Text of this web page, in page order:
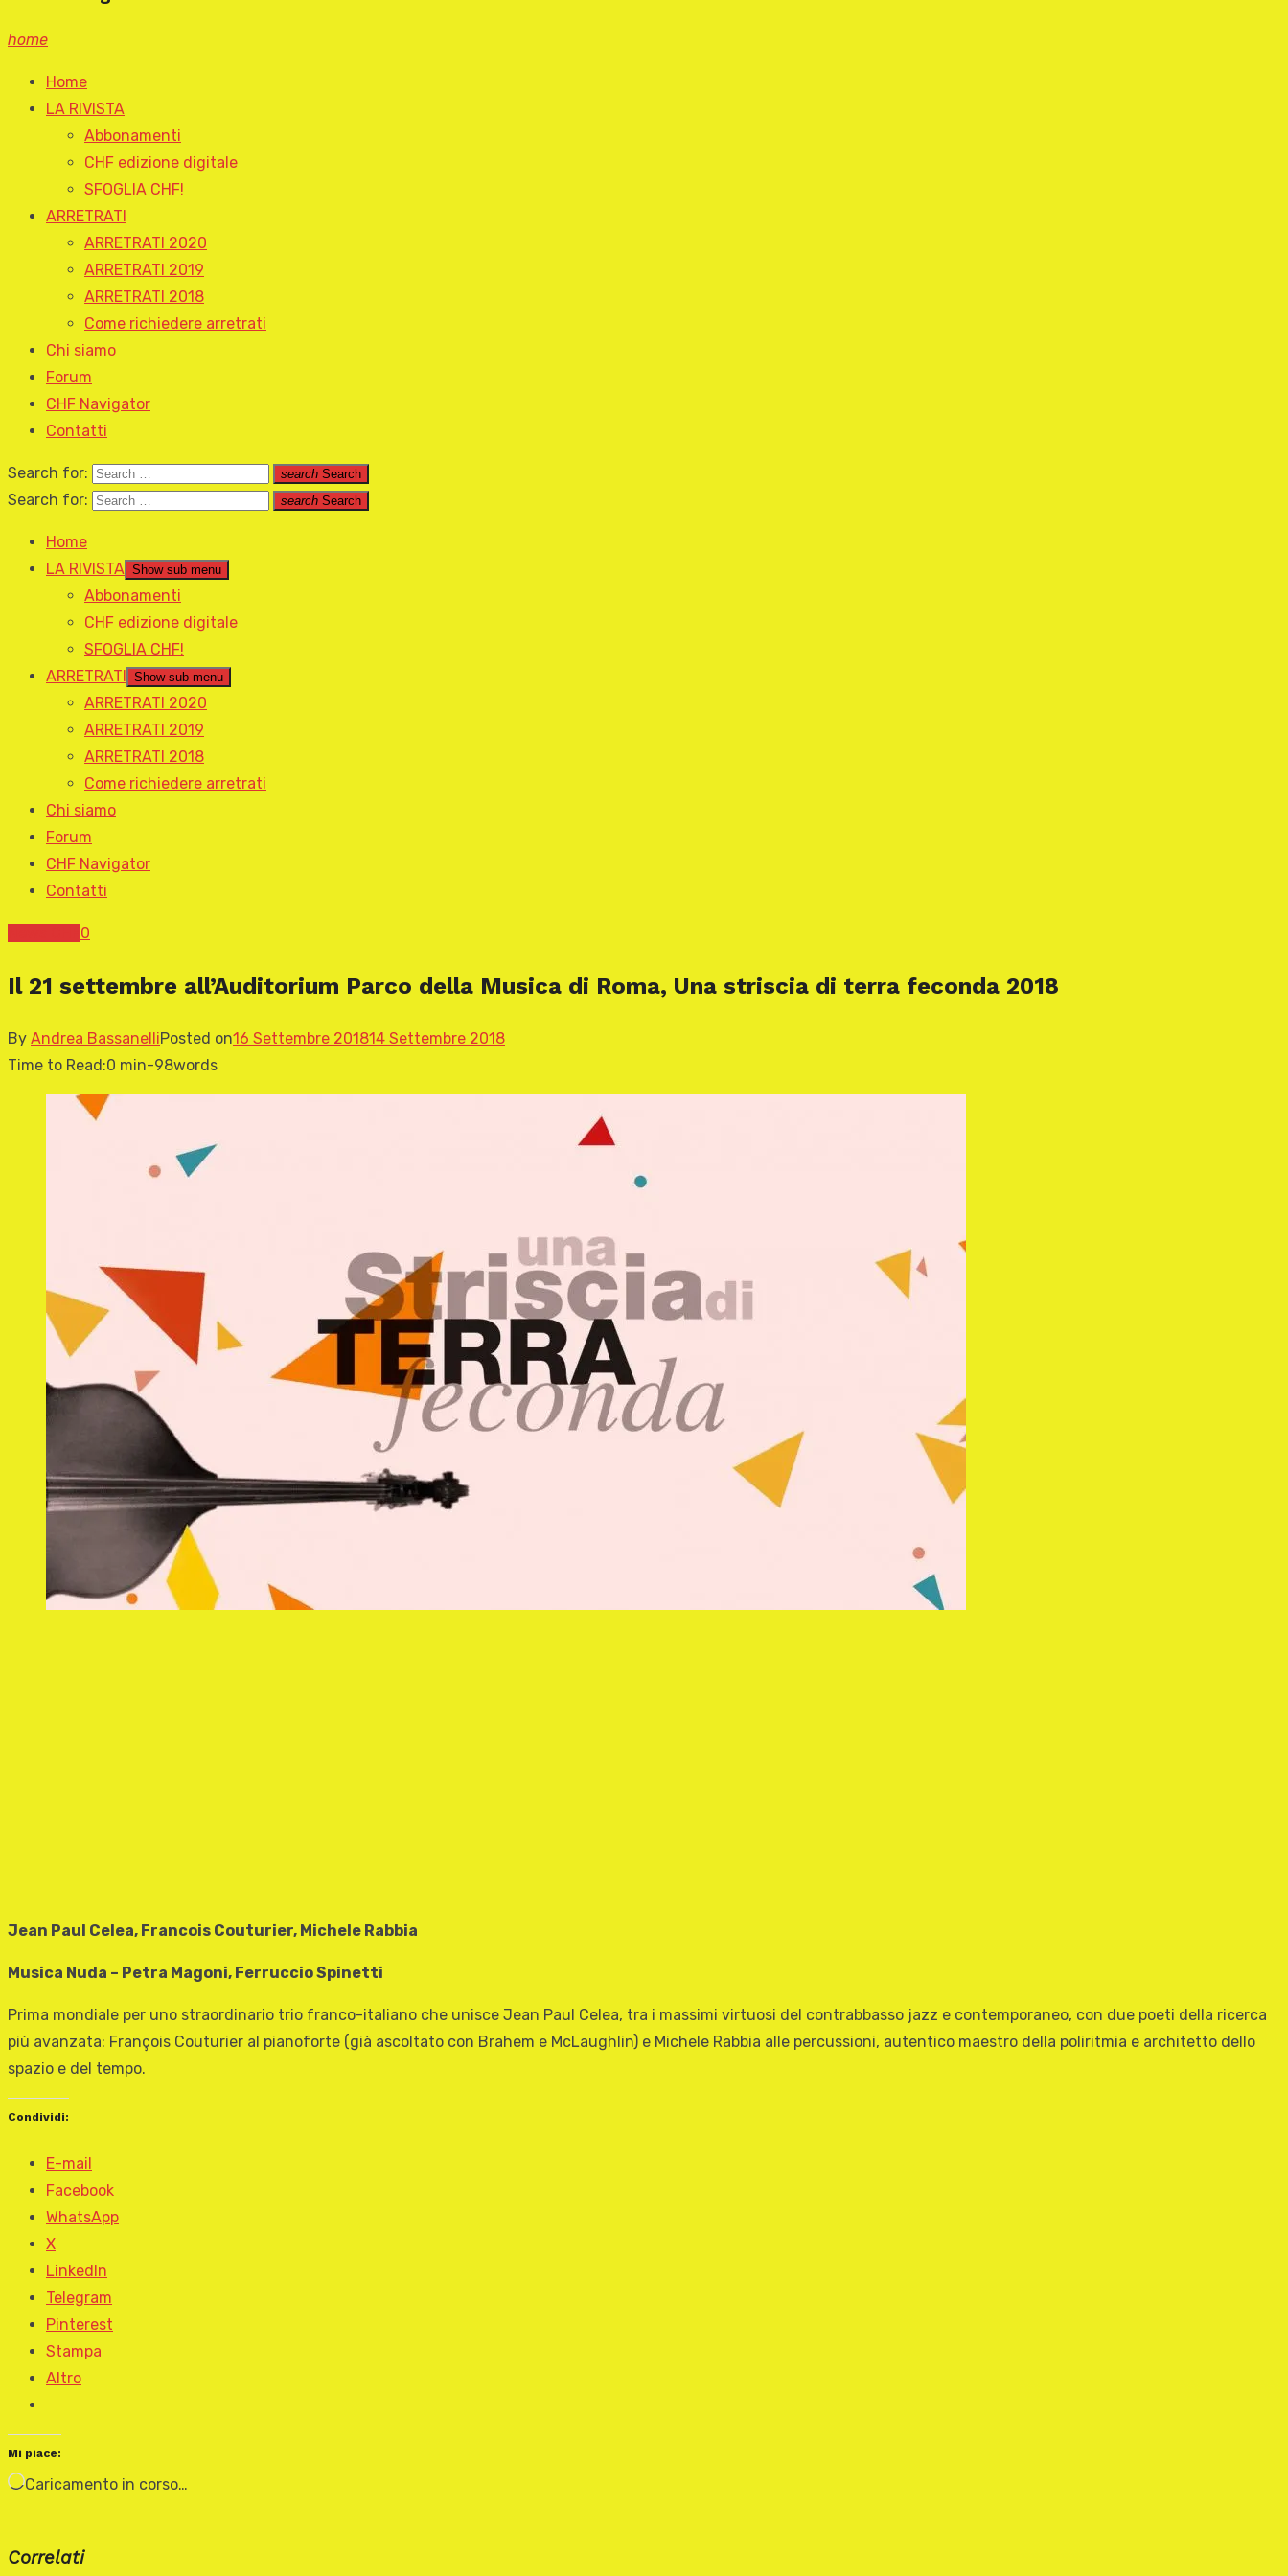
home
Home
LA RIVISTA
Abbonamenti
CHF edizione digitale
SFOGLIA CHF!
ARRETRATI
ARRETRATI 2020
ARRETRATI 2019
ARRETRATI 2018
Come richiedere arretrati
Chi siamo
Forum
CHF Navigator
Contatti
Search for: search Search
Search for: search Search
Home
LA RIVISTA Show sub menu
Abbonamenti
CHF edizione digitale
SFOGLIA CHF!
ARRETRATI
Show sub menu
ARRETRATI 2020
ARRETRATI 2019
ARRETRATI 2018
Come richiedere arretrati
Chi siamo
Forum
CHF Navigator
Contatti
0
Il 21 settembre all’Auditorium Parco della Musica di Roma, Una striscia di terra feconda 2018
By Andrea BassanelliPosted on16 Settembre 201814 Settembre 2018
Time to Read:0 min-98words
Jean Paul Celea, Francois Couturier, Michele Rabbia
Musica Nuda – Petra Magoni, Ferruccio Spinetti
Prima mondiale per uno straordinario trio franco-italiano che unisce Jean Paul Celea, tra i massimi virtuosi del contrabbasso jazz e contemporaneo, con due poeti della ricerca
più avanzata: François Couturier al pianoforte (già ascoltato con Brahem e McLaughlin) e Michele Rabbia alle percussioni, autentico maestro della poliritmia e architetto dello
spazio e del tempo.
Condividi:
E-mail
Facebook
WhatsApp
X
LinkedIn
Telegram
Pinterest
Stampa
Altro
Mi piace:
Caricamento in corso…
Correlati